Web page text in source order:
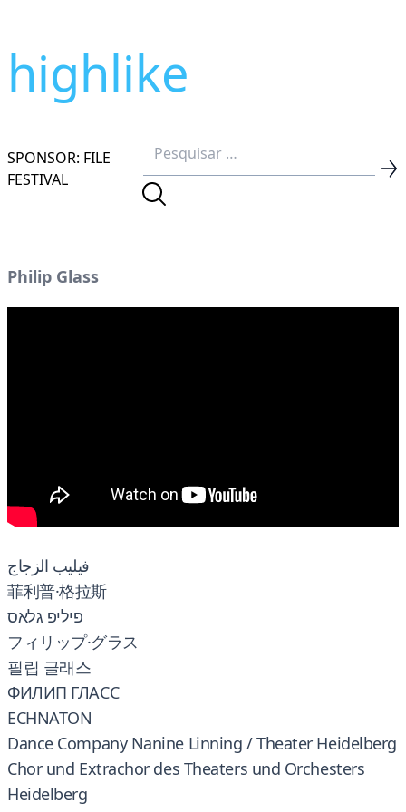
highlike
SPONSOR: FILE
FESTIVAL
Philip Glass
فيليب الزجاج
菲利普·格拉斯
פיליפ גלאס
フィリップ·グラス
필립 글래스
ФИЛИП ГЛАСС
ECHNATON
Dance Company Nanine Linning / Theater Heidelberg
Chor und Extrachor des Theaters und Orchesters
Heidelberg